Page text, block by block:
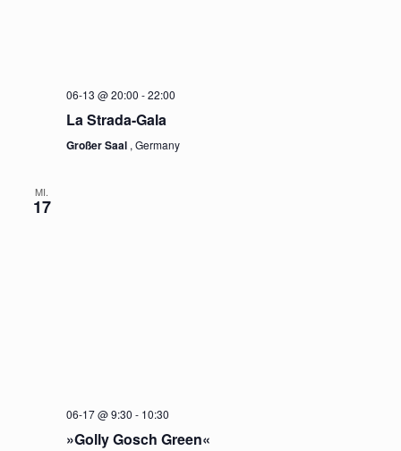
06-13 @ 20:00 -22:00
La Strada-Gala
Großer Saal , Germany
MI.
17
06-17 @ 9:30 - 10:30
»Golly Gosch Green«